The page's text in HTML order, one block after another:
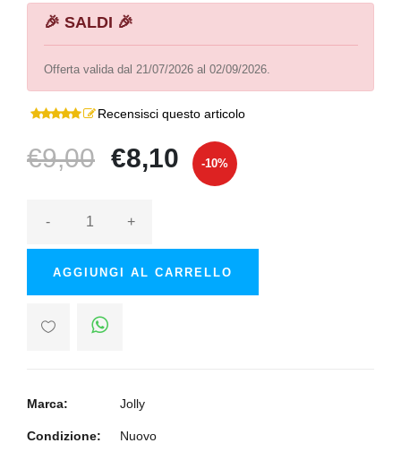
🎉 SALDI 🎉
Offerta valida dal 21/07/2026 al 02/09/2026.
Recensisci questo articolo
€9,00 €8,10 -10%
- +
AGGIUNGI AL CARRELLO
Marca: Jolly
Condizione: Nuovo